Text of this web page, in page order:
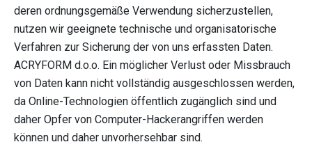
deren ordnungsgemäße Verwendung sicherzustellen,
nutzen wir geeignete technische und organisatorische
Verfahren zur Sicherung der von uns erfassten Daten.
ACRYFORM d.o.o. Ein möglicher Verlust oder Missbrauch
von Daten kann nicht vollständig ausgeschlossen werden,
da Online-Technologien öffentlich zugänglich sind und
daher Opfer von Computer-Hackerangriffen werden
können und daher unvorhersehbar sind.